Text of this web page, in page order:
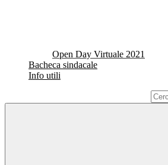
Open Day Virtuale 2021
Bacheca sindacale
Info utili